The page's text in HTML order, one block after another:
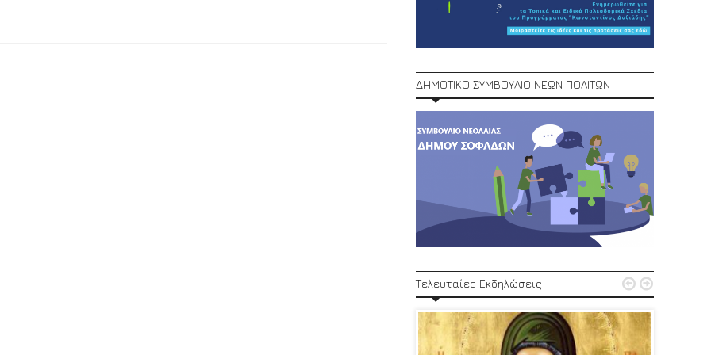
ΔΗΜΟΤΙΚΟ ΣΥΜΒΟΥΛΙΟ ΝΕΩΝ ΠΟΛΙΤΩΝ
Τελευταίες Εκδηλώσεις  